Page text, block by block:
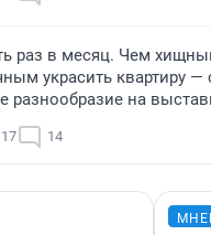
раз в месяц. Чем
украсить квартиру —
разнообразие на
14